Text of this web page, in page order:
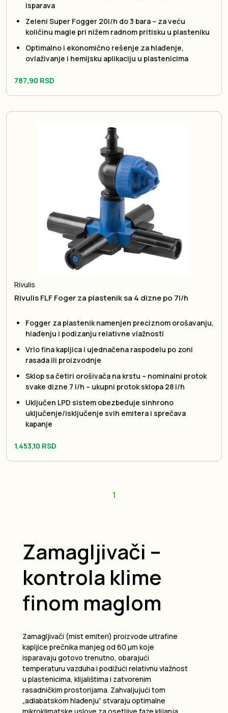
isparava
Zeleni Super Fogger 20l/h do 3 bara – za veću
količinu magle pri nižem radnom pritisku u plasteniku
Optimalno i ekonomično rešenje za hlađenje,
ovlaživanje i hemijsku aplikaciju u plastenicima
787,90 RSD
Rivulis
Rivulis FLF Foger za plastenik sa 4 dizne po 7l/h
Fogger za plastenik namenjen preciznom orošavanju,
hlađenju i podizanju relativne vlažnosti
Vrlo fina kapljica i ujednačena raspodelu po zoni
rasada ili proizvodnje
Sklop sa četiri orošivača na krstu – nominalni protok
svake dizne 7 l/h – ukupni protok sklopa 28 l/h
Uključen LPD sistem obezbeđuje sinhrono
uključenje/isključenje svih emitera i sprečava
kapanje
1.453,10 RSD
1
Zamagljivači –
kontrola klime
finom maglom
Zamagljivači (mist emiteri) proizvode ultrafine
kapljice prečnika manjeg od 60 µm koje
isparavaju gotovo trenutno, obarajući
temperaturu vazduha i podižući relativnu vlažnost
u plastenicima, klijalištima i zatvorenim
rasadničkim prostorijama. Zahvaljujući tom
„adiabatskom hlađenju” stvaraju optimalne